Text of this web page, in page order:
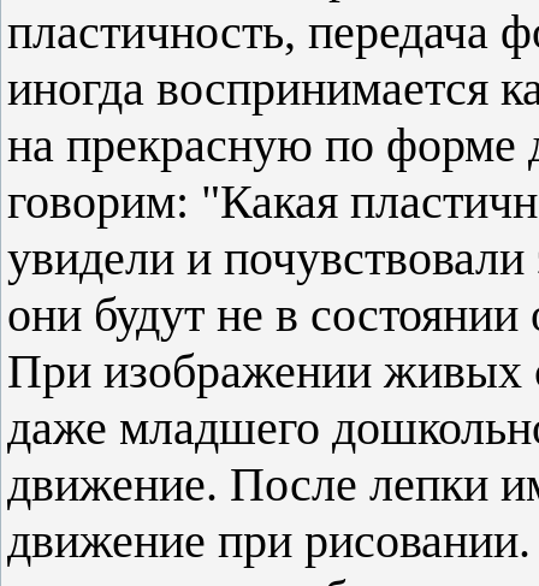
пластичность,
иногда воспринимается
на прекрасную по форме
говорим: "Какая
увидели и
они будут не в
При изображении живых
даже младшего
движение. После лепки
движение при